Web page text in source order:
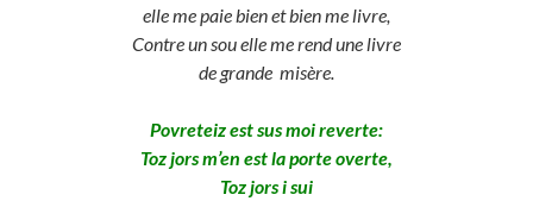
elle me paie bien et bien me livre,
Contre un sou elle me rend une livre
de grande misère.
Povreteiz est sus moi reverte:
Toz jors m’en est la porte overte,
Toz jors i sui